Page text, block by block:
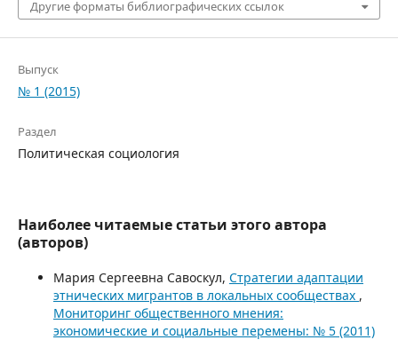
Другие форматы библиографических ссылок
Выпуск
№ 1 (2015)
Раздел
Политическая социология
Наиболее читаемые статьи этого автора
(авторов)
Мария Сергеевна Савоскул, Стратегии адаптации
этнических мигрантов в локальных сообществах ,
Мониторинг общественного мнения:
экономические и социальные перемены: № 5 (2011)